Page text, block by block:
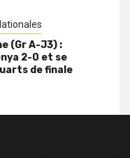
(Gr A-J3) :
2-0 et se
de finale